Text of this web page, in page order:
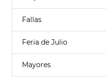
Fallas
Feria de Julio
Mayores